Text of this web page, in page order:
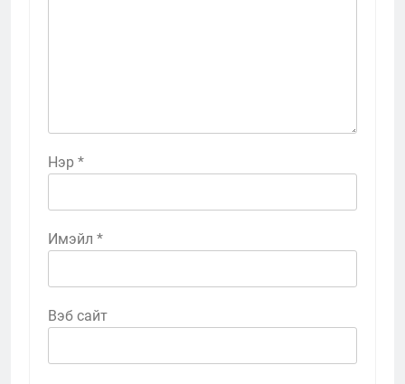
Нэр *
Имэйл *
Вэб сайт